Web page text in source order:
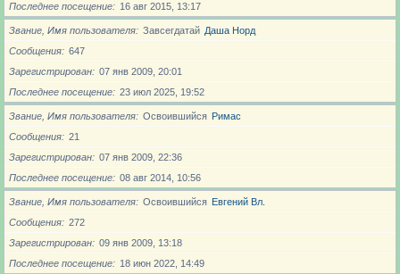
Последнее посещение
16 авг 2015, 13:17
Звание, Имя пользователя Завсегдатай Даша Норд
Сообщения
647
Зарегистрирован
07 янв 2009, 20:01
Последнее посещение
23 июл 2025, 19:52
Звание, Имя пользователя Освоившийся Римас
Сообщения
21
Зарегистрирован
07 янв 2009, 22:36
Последнее посещение
08 авг 2014, 10:56
Звание, Имя пользователя Освоившийся Евгений Вл.
Сообщения
272
Зарегистрирован
09 янв 2009, 13:18
Последнее посещение
18 июн 2022, 14:49